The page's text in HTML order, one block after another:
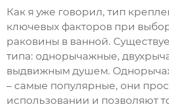
Как я уже говорил, тип
ключевых факторов при
раковины в ванной.
типа: однорычажные,
выдвижным душем.
– самые популярные, они
использовании и позволяют